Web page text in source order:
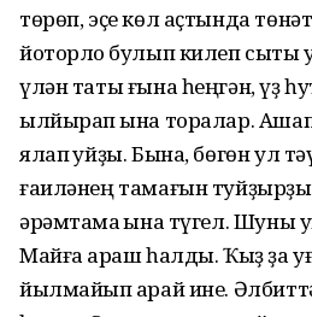
төрөп, эҫе көл аҫтында
йоторлоҡ булып килеп
үлән таты ғына һеңгән, үҙ
ылйырап ҡына торалар.
ялап ҡуйҙы. Бына, бөгөн ул
ғаиләнең тамағын
әрәмтамаҡ ҡына түгел. Шуны
Майға ҡараш һалды. Ҡыҙ ҙа
йылмайып ҡарай ине.